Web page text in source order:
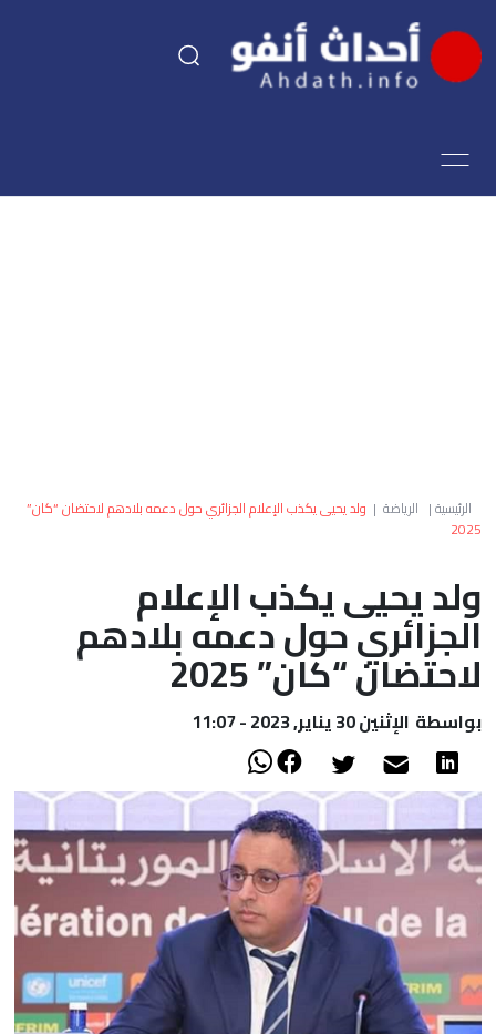
اقتصاد
العالم
الصحراء
الرئيسية| الرياضة | ولد يحيى يكذب الإعلام الجزائري حول دعمه بلادهم لاحتضان “كان”
2025
ولد يحيى يكذب الإعلام
الجزائري حول دعمه بلادهم
لاحتضان “كان” 2025
بواسطة الإثنين 30 يناير, 2023 - 11:07